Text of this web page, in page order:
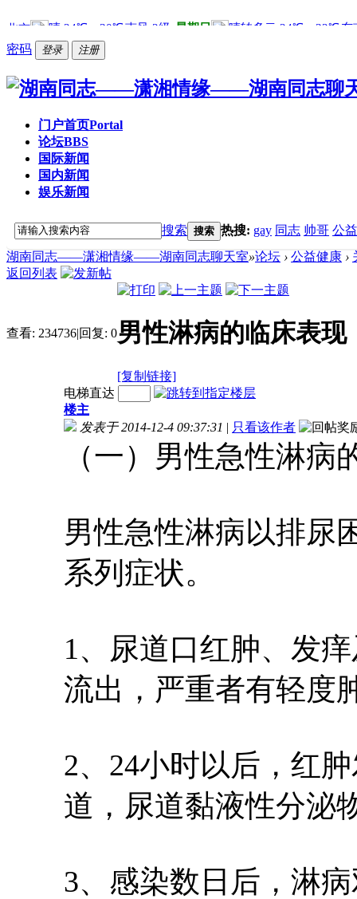
密码 登录 注册
门户首页Portal
论坛BBS
国际新闻
国内新闻
娱乐新闻
搜索 搜索 热搜: gay 同志 帅哥 公益
湖南同志——潇湘情缘——湖南同志聊天室»论坛 › 公益健康 ›
返回列表
查看: 234736|回复: 0男性淋病的临床表现
[复制链接]
电梯直达
楼主
发表于 2014-12-4 09:37:31 | 只看该作者
（一）男性急性淋病
男性急性淋病以排尿
系列症状。
1、尿道口红肿、发
流出，严重者有轻度
2、24小时以后，红
道，尿道黏液性分泌
3、感染数日后，淋